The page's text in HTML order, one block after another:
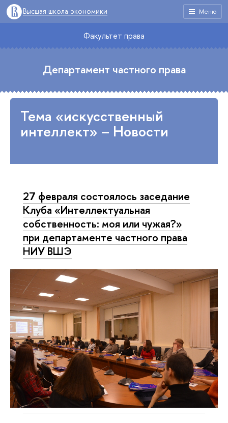
Меню
Высшая школа экономики
Факультет права
Департамент частного права
Тема «искусственный
интеллект» – Новости
27 февраля состоялось заседание
Клуба «Интеллектуальная
собственность: моя или чужая?»
при департаменте частного права
НИУ ВШЭ